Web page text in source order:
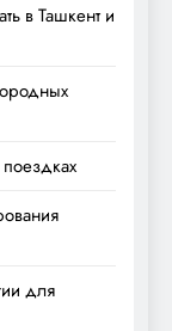
в Ташкент и
для